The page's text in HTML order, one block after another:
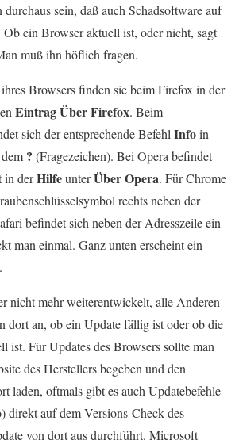
durchaus sein, daß auch Schadsoftware auf
ein Browser aktuell ist, oder nicht, sagt
muß ihn höflich fragen.
Browsers finden sie beim Firefox in der
EintragÜber Firefox. Beim
sich der entsprechende Befehl Infoin
? (Fragezeichen). Bei Opera befindet
in derHilfeunterÜber Opera. Für Chrome
rechts neben der
befindet sich neben der Adresszeile ein
man einmal. Ganz unten erscheint ein
.
nicht mehr weiterentwickelt, alle Anderen
dort an, ob ein Update fällig ist oder ob die
ist. Für Updates des Browsers sollte man
des Herstellers begeben und den
laden, oftmals gibt es auch Updatebefehle
direkt auf dem Versions-Check des
von dort aus durchführt. Microsoft